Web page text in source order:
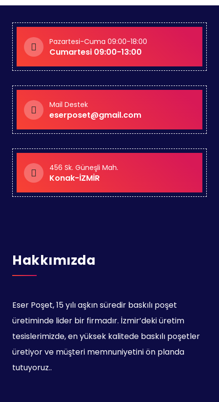
Pazartesi-Cuma 09:00-18:00
Cumartesi 09:00-13:00
Mail Destek
eserposet@gmail.com
456 Sk. Güneşli Mah.
Konak-İZMİR
Hakkımızda
Eser Poşet, 15 yılı aşkın süredir baskılı poşet
üretiminde lider bir firmadır. İzmir’deki üretim
tesislerimizde, en yüksek kalitede baskılı poşetler
üretiyor ve müşteri memnuniyetini ön planda
tutuyoruz..